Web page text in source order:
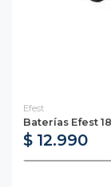
Efest
Baterías Efest
$ 12.990